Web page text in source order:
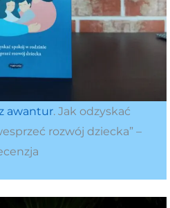
awantur. Jak odzyskać
rozwój dziecka” –